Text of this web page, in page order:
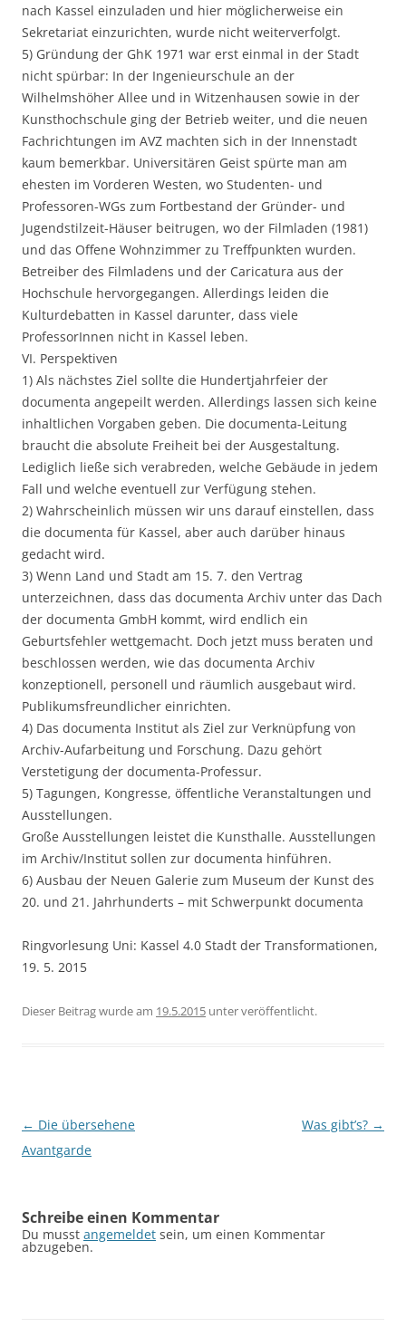
nach Kassel einzuladen und hier möglicherweise ein
Sekretariat einzurichten, wurde nicht weiterverfolgt.
5) Gründung der GhK 1971 war erst einmal in der Stadt
nicht spürbar: In der Ingenieurschule an der
Wilhelmshöher Allee und in Witzenhausen sowie in der
Kunsthochschule ging der Betrieb weiter, und die neuen
Fachrichtungen im AVZ machten sich in der Innenstadt
kaum bemerkbar. Universitären Geist spürte man am
ehesten im Vorderen Westen, wo Studenten- und
Professoren-WGs zum Fortbestand der Gründer- und
Jugendstilzeit-Häuser beitrugen, wo der Filmladen (1981)
und das Offene Wohnzimmer zu Treffpunkten wurden.
Betreiber des Filmladens und der Caricatura aus der
Hochschule hervorgegangen. Allerdings leiden die
Kulturdebatten in Kassel darunter, dass viele
ProfessorInnen nicht in Kassel leben.
VI. Perspektiven
1) Als nächstes Ziel sollte die Hundertjahrfeier der
documenta angepeilt werden. Allerdings lassen sich keine
inhaltlichen Vorgaben geben. Die documenta-Leitung
braucht die absolute Freiheit bei der Ausgestaltung.
Lediglich ließe sich verabreden, welche Gebäude in jedem
Fall und welche eventuell zur Verfügung stehen.
2) Wahrscheinlich müssen wir uns darauf einstellen, dass
die documenta für Kassel, aber auch darüber hinaus
gedacht wird.
3) Wenn Land und Stadt am 15. 7. den Vertrag
unterzeichnen, dass das documenta Archiv unter das Dach
der documenta GmbH kommt, wird endlich ein
Geburtsfehler wettgemacht. Doch jetzt muss beraten und
beschlossen werden, wie das documenta Archiv
konzeptionell, personell und räumlich ausgebaut wird.
Publikumsfreundlicher einrichten.
4) Das documenta Institut als Ziel zur Verknüpfung von
Archiv-Aufarbeitung und Forschung. Dazu gehört
Verstetigung der documenta-Professur.
5) Tagungen, Kongresse, öffentliche Veranstaltungen und
Ausstellungen.
Große Ausstellungen leistet die Kunsthalle. Ausstellungen
im Archiv/Institut sollen zur documenta hinführen.
6) Ausbau der Neuen Galerie zum Museum der Kunst des
20. und 21. Jahrhunderts – mit Schwerpunkt documenta
Ringvorlesung Uni: Kassel 4.0 Stadt der Transformationen,
19. 5. 2015
Dieser Beitrag wurde am 19.5.2015 unterveröffentlicht.
Beitragsnavigation
← Die übersehene
Avantgarde
Was gibt’s? →
Schreibe einen Kommentar
Du musst angemeldet sein, um einen Kommentar
abzugeben.